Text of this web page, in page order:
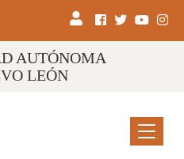
AUTÓNOMA
LEÓN
Menu